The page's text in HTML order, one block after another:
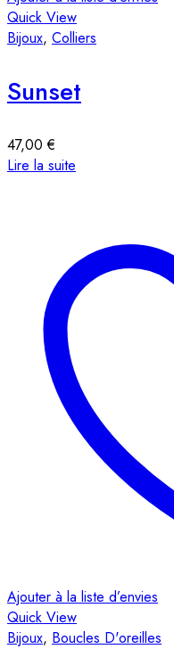
Quick View
Bijoux, Colliers
Sunset
47,00€
Lire la suite
Ajouter à la liste d’envies
Quick View
Bijoux, Boucles D'oreilles